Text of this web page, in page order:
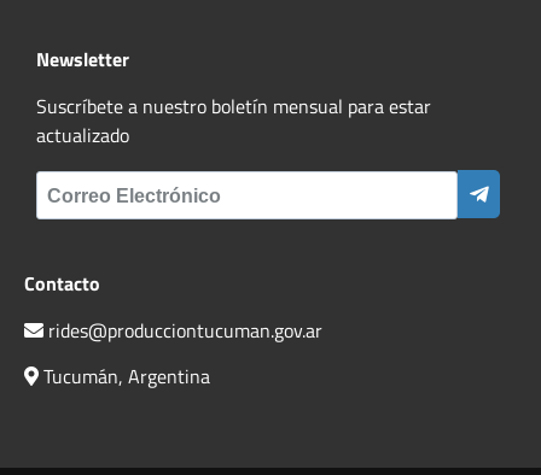
Newsletter
Suscríbete a nuestro boletín mensual para estar
actualizado
Contacto
rides@producciontucuman.gov.ar
Tucumán, Argentina